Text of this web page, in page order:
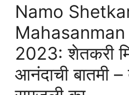
Namo
Mahasanman
2023: शेतकरी
आनंदाची बातमी –